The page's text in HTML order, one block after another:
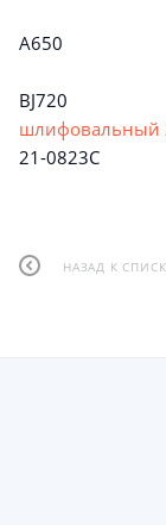
шлифовальный
21-
НАЗАД К